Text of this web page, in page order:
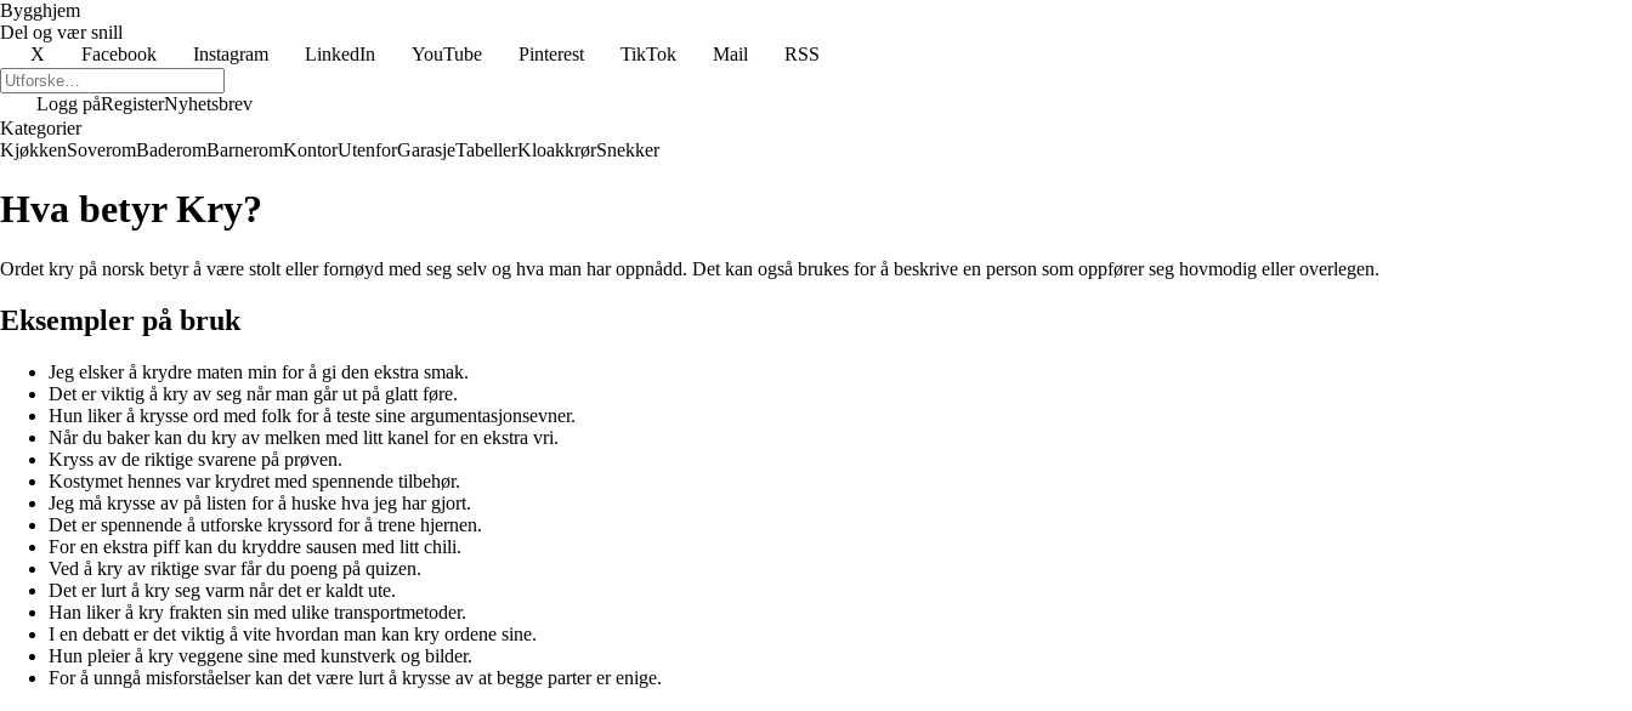
Bygghjem
Del og vær snill
X
Facebook Instagram LinkedIn YouTube Pinterest TikTok Mail RSS
Logg påRegisterNyhetsbrev
Kategorier
KjøkkenSoveromBaderomBarneromKontorUtenforGarasjeTabellerKloakkrørSnekker
Hva betyr Kry?
Ordet kry på norsk betyr å være stolt eller fornøyd med seg selv og hva man har oppnådd. Det kan også brukes for å beskrive en person som oppfører seg hovmodig eller overlegen.
Eksempler på bruk
Jeg elsker å krydre maten min for å gi den ekstra smak.
Det er viktig å kry av seg når man går ut på glatt føre.
Hun liker å krysse ord med folk for å teste sine argumentasjonsevner.
Når du baker kan du kry av melken med litt kanel for en ekstra vri.
Kryss av de riktige svarene på prøven.
Kostymet hennes var krydret med spennende tilbehør.
Jeg må krysse av på listen for å huske hva jeg har gjort.
Det er spennende å utforske kryssord for å trene hjernen.
For en ekstra piff kan du kryddre sausen med litt chili.
Ved å kry av riktige svar får du poeng på quizen.
Det er lurt å kry seg varm når det er kaldt ute.
Han liker å kry frakten sin med ulike transportmetoder.
I en debatt er det viktig å vite hvordan man kan kry ordene sine.
Hun pleier å kry veggene sine med kunstverk og bilder.
For å unngå misforståelser kan det være lurt å krysse av at begge parter er enige.